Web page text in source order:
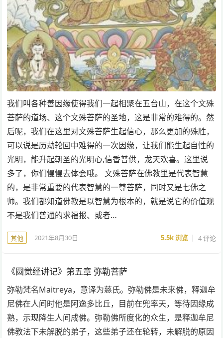
我们叫各种善因缘使得我们一起相聚在五台山，在这个文殊
菩萨的道场、这个文殊菩萨的圣地，这是非常的难得的。然
后呢，我们在这里对文殊菩萨生起信心，那么更加的殊胜，
可以说是历劫轮回中难得的一次因缘，让我们能生起自性的
光明，能升起朝圣的光明心,信香普供，龙天欢喜。这里说
多了，你们慢慢去体会哦。 文殊菩萨在佛教里是代表智慧
的，是非常重要的代表智慧的一尊菩萨，同时又是七佛之
师。我们都知道佛教是以智慧为根本的，就是说它的价值观
不是我们普通的求福报、或者…
其他 2021年8月30日 5.5k浏览 4 评论
《圆觉经讲记》第五章 弥勒菩萨
弥勒梵名Maitreya，意译为慈氏。弥勒佛是未来佛，释迦牟
尼佛在人间时他是阿逸多比丘，目前在兜率天，等待因缘成
熟，示现降生人间成佛。弥勒佛所度化的众生，是释迦牟尼
佛教法下未解脱的弟子，这些弟子还在轮转，未解脱的原因